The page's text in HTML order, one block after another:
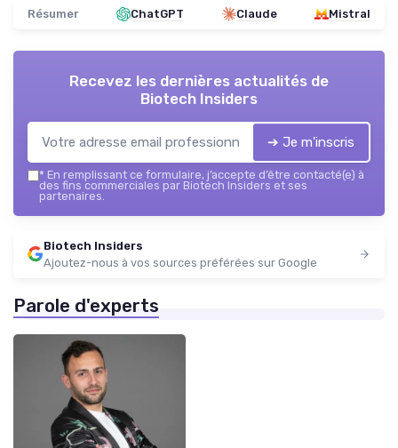
Résumer ChatGPT Claude Mistral
Recevez les dernières actualités de
Biotech Insiders
➔ Je m'inscris
* En remplissant ce formulaire, j’accepte d’être contacté(e) à
des fins commerciales par Biotech Insiders et ses
partenaires.
Biotech Insiders
Ajoutez-nous à vos sources préférées sur Google
Parole d'experts